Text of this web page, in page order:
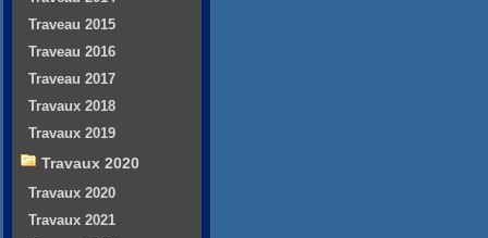
Traveau 2015
Traveau 2016
Traveau 2017
Travaux 2018
Travaux 2019
Travaux 2020
Travaux 2020
Travaux 2021